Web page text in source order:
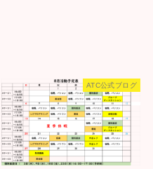
ATC公式ブログ